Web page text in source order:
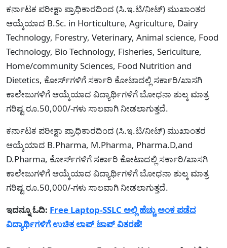
ಕರ್ನಾಟಕ ಪರೀಕ್ಷಾ ಪ್ರಾಧಿಕಾರದಿಂದ (ಸಿ.ಇ.ಟಿ/ನೀಟ್) ಮುಖಾಂತರ
ಆಯ್ಕೆಯಾದ B.Sc. in Horticulture, Agriculture, Dairy
Technology, Forestry, Veterinary, Animal science, Food
Technology, Bio Technology, Fisheries, Sericulture,
Home/community Sciences, Food Nutrition and
Dietetics, ಕೋರ್ಸ್‍ಗಳಿಗೆ ಸರ್ಕಾರಿ ಕೋಟಾದಲ್ಲಿ ಸರ್ಕಾರಿ/ಖಾಸಗಿ
ಕಾಲೇಜುಗಳಿಗೆ ಆಯ್ಕೆಯಾದ ವಿದ್ಯಾರ್ಥಿಗಳಿಗೆ ಬೋಧನಾ ಶುಲ್ಕ ಮಾತ್ರ
ಗರಿಷ್ಟ ರೂ.50,000/-ಗಳು ಸಾಲವಾಗಿ ನೀಡಲಾಗುತ್ತದೆ.
ಕರ್ನಾಟಕ ಪರೀಕ್ಷಾ ಪ್ರಾಧಿಕಾರದಿಂದ (ಸಿ.ಇ.ಟಿ/ನೀಟ್) ಮುಖಾಂತರ
ಆಯ್ಕೆಯಾದ B.Pharma, M.Pharma, Pharma.D,and
D.Pharma, ಕೋರ್ಸ್‍ಗಳಿಗೆ ಸರ್ಕಾರಿ ಕೋಟಾದಲ್ಲಿ ಸರ್ಕಾರಿ/ಖಾಸಗಿ
ಕಾಲೇಜುಗಳಿಗೆ ಆಯ್ಕೆಯಾದ ವಿದ್ಯಾರ್ಥಿಗಳಿಗೆ ಬೋಧನಾ ಶುಲ್ಕ ಮಾತ್ರ
ಗರಿಷ್ಟ ರೂ.50,000/-ಗಳು ಸಾಲವಾಗಿ ನೀಡಲಾಗುತ್ತದೆ.
ಇದನ್ನೂ ಓದಿ: Free Laptop-SSLC ಅಲ್ಲಿ ಹೆಚ್ಚು ಅಂಕ ಪಡೆದ
ವಿದ್ಯಾರ್ಥಿಗಳಿಗೆ ಉಚಿತ ಲಾಪ್ ಟಾಪ್ ವಿತರಣೆ!